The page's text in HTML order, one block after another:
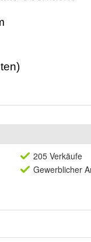
205 Verkäufe
Gewerblicher